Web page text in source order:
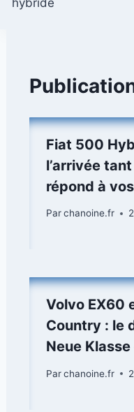
hybride
Fiat 500
l’arrivée
répond à
Parchanoine.fr
Volvo EX60
Country : le
Neue
Parchanoine.fr